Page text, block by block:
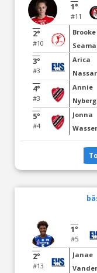
1°
#11
2°
#10
Brooke
3°
#3
Arica
Nassar
4°
#3
Annie
Nyberg
5°
#4
Jonna
1°
#5
2°
#13
Janae